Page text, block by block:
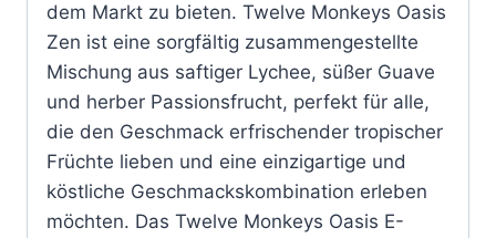
dem Markt zu bieten. Twelve Monkeys Oasis
Zen ist eine sorgfältig zusammengestellte
Mischung aus saftiger Lychee, süßer Guave
und herber Passionsfrucht, perfekt für alle,
die den Geschmack erfrischender tropischer
Früchte lieben und eine einzigartige und
köstliche Geschmackskombination erleben
möchten. Das Twelve Monkeys Oasis E-